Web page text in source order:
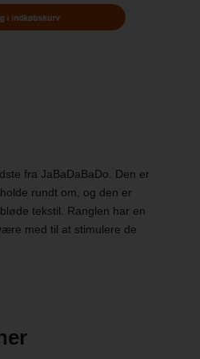
fra JaBaDaBaDo. Den er
rundt om, og den er
tekstil. Ranglen har en
med til at stimulere de